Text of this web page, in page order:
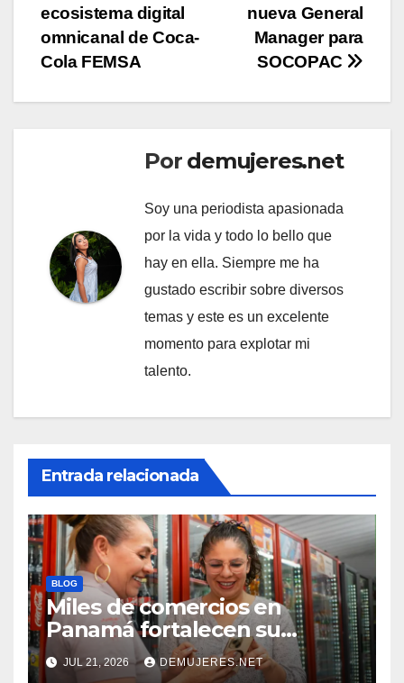
nueva General
Manager para
SOCOPAC
ecosistema digital
omnicanal de Coca-
Cola FEMSA
Por demujeres.net
Soy una periodista apasionada
por la vida y todo lo bello que
hay en ella. Siempre me ha
gustado escribir sobre diversos
temas y este es un excelente
momento para explotar mi
talento.
Entrada relacionada
BLOG
Miles de comercios en
Panamá fortalecen su
competitividad con Juntos+,
el ecosistema digital
JUL 21, 2026 DEMUJERES.NET